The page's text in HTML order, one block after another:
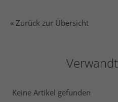
« Zurück zur Übersicht
Keine Artikel gefunden